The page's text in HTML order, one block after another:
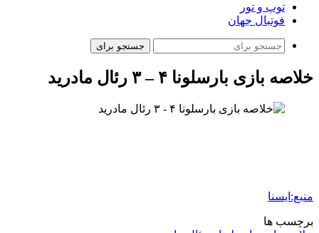
توپ و تور
فوتبال جهان
جستجو برای
خلاصه بازی بارسلونا ۴ – ۳ رئال مادرید
منبع:ایسنا
برچسب ها